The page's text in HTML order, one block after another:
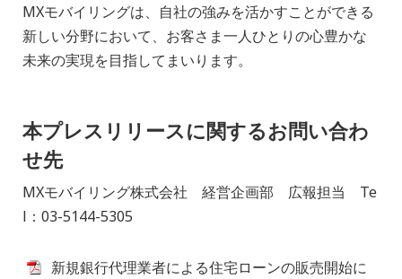
MXモバイリングは、自社の強みを活かすことができる
新しい分野において、お客さま一人ひとりの心豊かな
未来の実現を目指してまいります。
本プレスリリースに関するお問い合わ
せ先
MXモバイリング株式会社 経営企画部 広報担当 Te
l：03-5144-5305
新規銀行代理業者による住宅ローンの販売開始に